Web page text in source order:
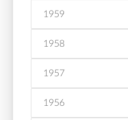
1959
1958
1957
1956